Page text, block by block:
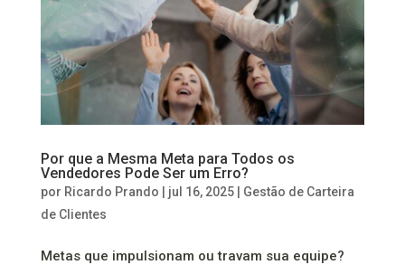
Por que a Mesma Meta para Todos os
Vendedores Pode Ser um Erro?
por Ricardo Prando jul 16, 2025| Gestão de Carteira
de Clientes
Metas que impulsionam ou travam sua equipe?